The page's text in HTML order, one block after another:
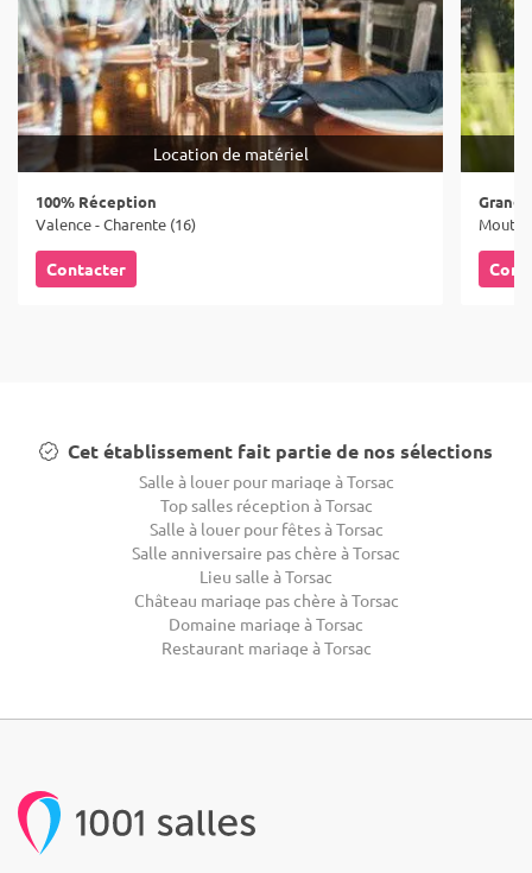
Location de matériel
100% Réception
Valence - Charente (16)
Contacter
Cet établissement fait partie de nos sélections
Salle à louer pour mariage à Torsac
Top salles réception à Torsac
Salle à louer pour fêtes à Torsac
Salle anniversaire pas chère à Torsac
Lieu salle à Torsac
Château mariage pas chère à Torsac
Domaine mariage à Torsac
Restaurant mariage à Torsac